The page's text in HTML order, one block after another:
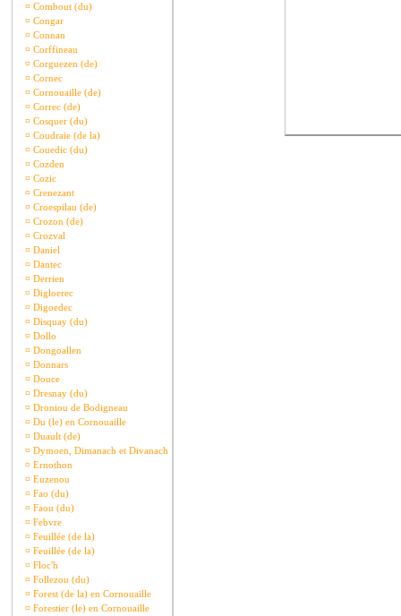
¤ Combout (du)
¤ Congar
¤ Connan
¤ Corffineau
¤ Corguezen (de)
¤ Cornec
¤ Cornouaille (de)
¤ Correc (de)
¤ Cosquer (du)
¤ Coudraie (de la)
¤ Couedic (du)
¤ Cozden
¤ Cozic
¤ Crenezant
¤ Croespilau (de)
¤ Crozon (de)
¤ Crozval
¤ Daniel
¤ Dantec
¤ Derrien
¤ Digloerec
¤ Digoedec
¤ Disquay (du)
¤ Dollo
¤ Dongoallen
¤ Donnars
¤ Douce
¤ Dresnay (du)
¤ Droniou de Bodigneau
¤ Du (le) en Cornouaille
¤ Duault (de)
¤ Dymoen, Dimanach et Divanach
¤ Ernothon
¤ Euzenou
¤ Fao (du)
¤ Faou (du)
¤ Febvre
¤ Feuillée (de la)
¤ Feuillée (de la)
¤ Floc'h
¤ Follezou (du)
¤ Forest (de la) en Cornouaille
¤ Forestier (le) en Cornouaille